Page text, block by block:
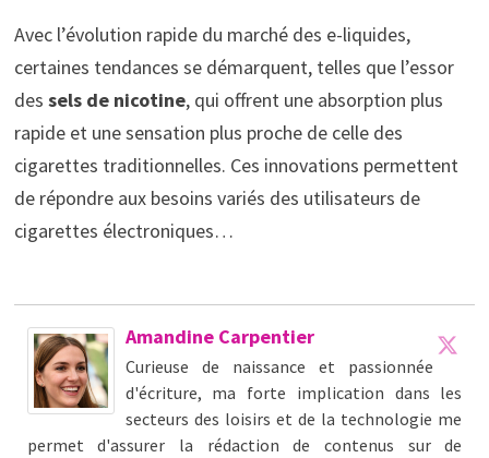
Avec l’évolution rapide du marché des e-liquides,
certaines tendances se démarquent, telles que l’essor
des sels de nicotine, qui offrent une absorption plus
rapide et une sensation plus proche de celle des
cigarettes traditionnelles. Ces innovations permettent
de répondre aux besoins variés des utilisateurs de
cigarettes électroniques…
Amandine Carpentier
Curieuse de naissance et passionnée
d'écriture, ma forte implication dans les
secteurs des loisirs et de la technologie me
permet d'assurer la rédaction de contenus sur de